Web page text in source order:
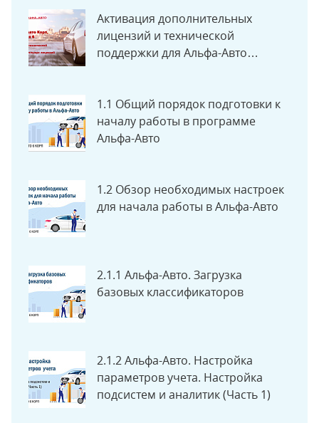
Активация дополнительных
лицензий и технической
поддержки для Альфа-Авто
1.1 Общий порядок подготовки к
началу работы в программе
Альфа-Авто
1.2 Обзор необходимых настроек
для начала работы в Альфа-Авто
2.1.1 Альфа-Авто. Загрузка
базовых классификаторов
2.1.2 Альфа-Авто. Настройка
параметров учета. Настройка
подсистем и аналитик (Часть 1)